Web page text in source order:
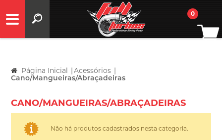
0
Página Inicial |Acessórios |
Cano/Mangueiras/Abraçadeiras
CANO/MANGUEIRAS/ABRAÇADEIRAS
Não há produtos cadastrados nesta categoria.